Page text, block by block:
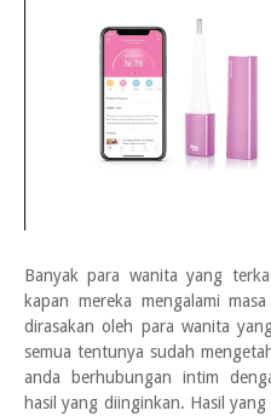
Banyak para wanita yang
kapan mereka mengalami
dirasakan oleh para wanita
semua tentunya sudah
anda berhubungan intim
hasil yang diinginkan. Hasil